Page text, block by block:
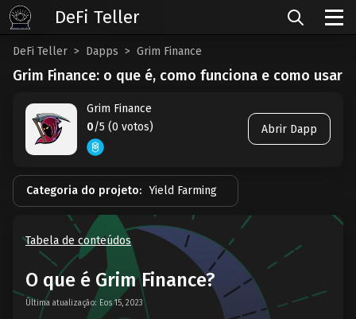
DeFi Teller Dapps Grim Finance
Grim Finance: o que é, como funciona e como usar
Grim Finance
0/5 (0 votos) Abrir Dapp
Categoria do projeto: Yield Farming
Tabela de conteúdos
O que é Grim Finance?
Última atualização: Eos 15, 2023
DeFi Teller